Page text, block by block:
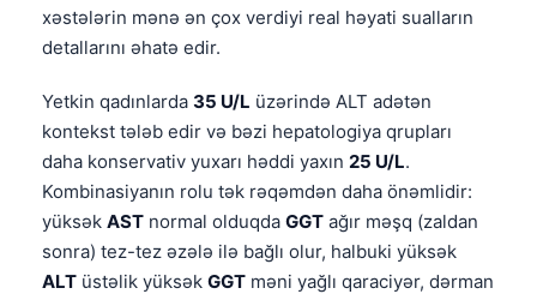
xəstələrin mənə ən çox verdiyi real həyati sualların
detallarını əhatə edir.
Yetkin qadınlarda 35 U/L üzərində ALT adətən
kontekst tələb edir və bəzi hepatologiya qrupları
daha konservativ yuxarı həddi yaxın 25 U/L.
Kombinasiyanın rolu tək rəqəmdən daha önəmlidir:
yüksək AST normal olduqda GGT ağır məşq (zaldan
sonra) tez-tez əzələ ilə bağlı olur, halbuki yüksək
ALT üstəlik yüksək GGT məni yağlı qaraciyər, dərman